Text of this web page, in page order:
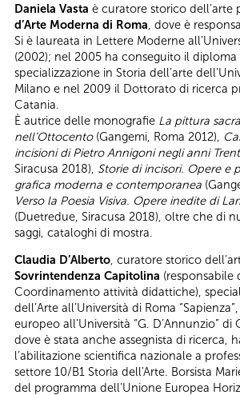
Daniela Vasta è curatore storico dell’arte
d’Arte Moderna di Roma, dove è
Si è laureata in Lettere Moderne
(2002); nel 2005 ha conseguito il diploma
specializzazione in Storia dell’arte
Milano e nel 2009 il Dottorato di ricerca
Catania.
È autrice delle monografie La pittura
nell’Ottocento(Gangemi, Roma 2012),
incisioni di Pietro Annigoni negli anni
Siracusa 2018), Storie di incisori. Opere e
grafica moderna e contemporanea
Verso la Poesia Visiva. Opere inedite di
(Duetredue, Siracusa 2018), oltre che di
saggi, cataloghi di mostra.
Claudia D’Alberto, curatore storico
Sovrintendenza Capitolina (responsabile
Coordinamento attività didattiche),
dell’Arte all’Università di Roma
europeo all’Università “G. D’Annunzio” di
dove è stata anche assegnista di ricerca,
l’abilitazione scientifica nazionale a
settore 10/B1 Storia dell'Arte. Borsista
del programma dell’Unione Europea